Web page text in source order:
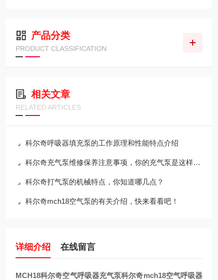
产品分类
PRODUCT CLASSIFICATION
相关文章
RELATED ARTICLES
科尔奇呼吸器填充泵的工作原理和性能特点介绍
科尔奇充气泵维修保养注意事项，你的充气泵是这样养护的吗？
科尔奇打气泵的机械特点，你知道哪几点？
科尔奇mch18空气泵的有关介绍，快来看看吧！
详细介绍 在线留言
MCH18科尔奇空气呼吸器充气泵科尔奇mch18空气呼吸器